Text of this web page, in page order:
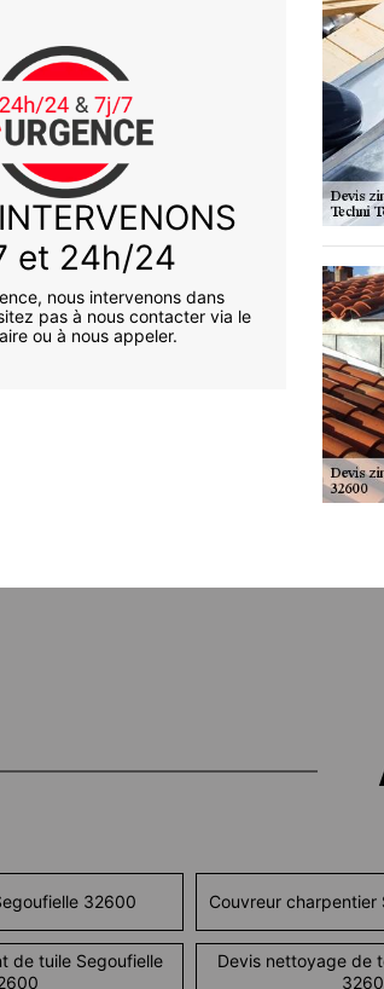
et 24h/24
nous intervenons dans
pas à nous contacter via le
ou à nous appeler.
32600 Couvreur
de tuile Segoufielle
Devis nettoyage de